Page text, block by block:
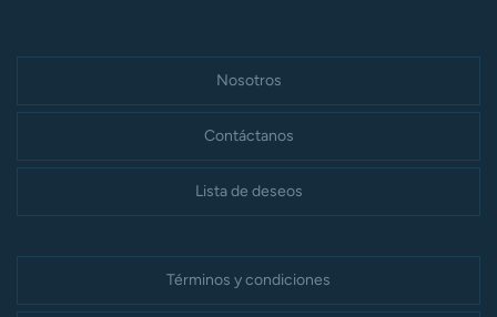
Nosotros
Contáctanos
Lista de deseos
Términos y condiciones